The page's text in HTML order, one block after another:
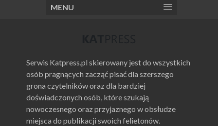
MENU
Serwis Katpress.pl skierowany jest do wszystkich
osób pragnących zacząć pisać dla szerszego
grona czytelników oraz dla bardziej
doświadczonych osób, które szukają
nowoczesnego oraz przyjaznego w obsłudze
miejsca do publikacji swoich felietonów.